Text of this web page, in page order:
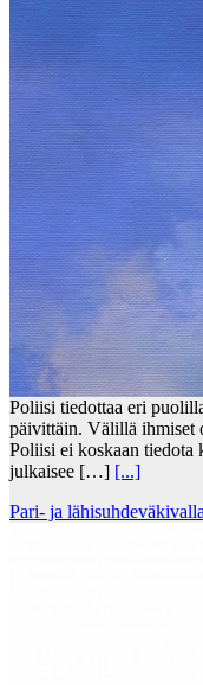
Poliisi tiedottaa eri
päivittäin. Välillä ihmiset
Poliisi ei koskaan tiedota
julkaisee […] [...]
Pari- ja